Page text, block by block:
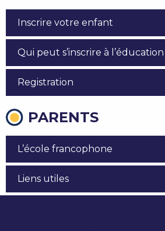
Inscrire votre enfant
Qui peut s’inscrire à
Registration
PARENTS
L’école francophone
Liens utiles